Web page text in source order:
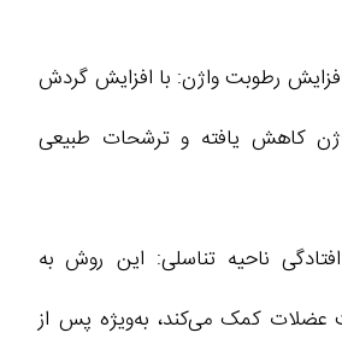
رطوبت واژن: با افزایش گردش
کاهش یافته و ترشحات طبیعی
ناحیه تناسلی: این روش به
عضلات کمک می‌کند، به‌ویژه پس از